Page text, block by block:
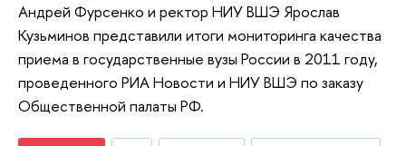
Андрей Фурсенко и ректор НИУ ВШЭ Ярослав
Кузьминов представили итоги мониторинга качества
приема в государственные вузы России в 2011 году,
проведенного РИА Новости и НИУ ВШЭ по заказу
Общественной палаты РФ.